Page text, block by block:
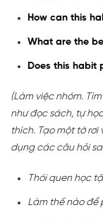
How can this
What are the
Does this habit
(Làm việc nhóm.
như đọc sách, tự
thích. Tạo một tờ rơi
dụng các câu hỏi
Thói quen học
Làm thế nào để